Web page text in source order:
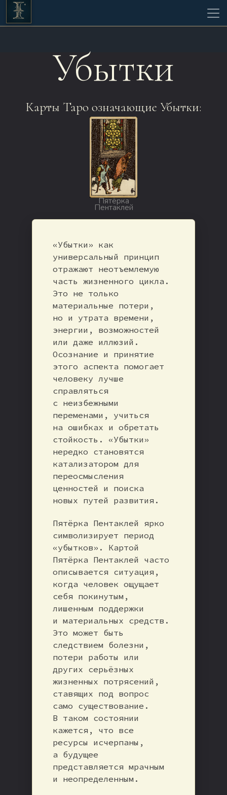
Убытки
Карты Таро означающие Убытки:
Пятёрка
Пентаклей
«Убытки» как
универсальный принцип
отражают неотъемлемую
часть жизненного цикла.
Это не только
материальные потери,
но и утрата времени,
энергии, возможностей
или даже иллюзий.
Осознание и принятие
этого аспекта помогает
человеку лучше
справляться
с неизбежными
переменами, учиться
на ошибках и обретать
стойкость. «Убытки»
нередко становятся
катализатором для
переосмысления
ценностей и поиска
новых путей развития.
Пятёрка Пентаклей ярко
символизирует период
«убытков». Картой
Пятёрка Пентаклей часто
описывается ситуация,
когда человек ощущает
себя покинутым,
лишенным поддержки
и материальных средств.
Это может быть
следствием болезни,
потери работы или
других серьёзных
жизненных потрясений,
ставящих под вопрос
само существование.
В таком состоянии
кажется, что все
ресурсы исчерпаны,
а будущее
представляется мрачным
и неопределенным.